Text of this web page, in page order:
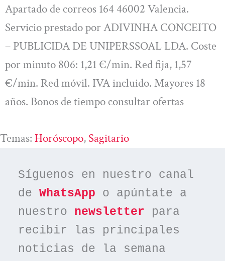
Apartado de correos 164 46002 Valencia.
Servicio prestado por ADIVINHA CONCEITO
– PUBLICIDA DE UNIPERSSOAL LDA. Coste
por minuto 806: 1,21 €/min. Red fija, 1,57
€/min. Red móvil. IVA incluido. Mayores 18
años. Bonos de tiempo consultar ofertas
Temas: Horóscopo, Sagitario
Síguenos en nuestro canal
de WhatsApp o apúntate a
nuestro newsletter para
recibir las principales
noticias de la semana